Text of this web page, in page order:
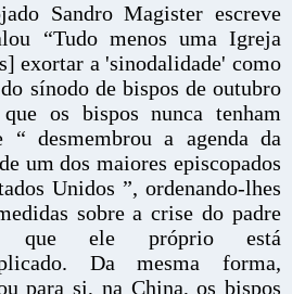
Sandro Magister escreve
“Tudo menos uma Igreja
exortar a 'sinodalidade' como
sínodo de bispos de outubro
os bispos nunca tenham
desmembrou a agenda da
um dos maiores episcopados
Unidos ”, ordenando-lhes
sobre a crise do padre
que ele próprio está
Da mesma forma,
para si, na China, os bispos